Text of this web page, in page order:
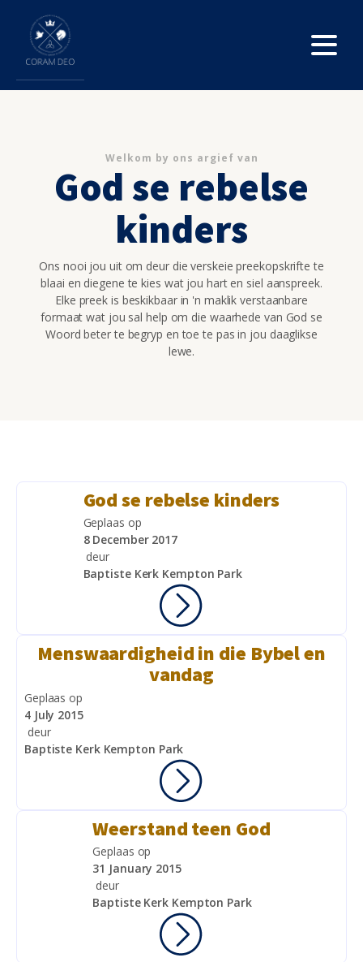
Welkom by ons argief van
God se rebelse
kinders
Ons nooi jou uit om deur die verskeie preekopskrifte te
blaai en diegene te kies wat jou hart en siel aanspreek.
Elke preek is beskikbaar in 'n maklik verstaanbare
formaat wat jou sal help om die waarhede van God se
Woord beter te begryp en toe te pas in jou daaglikse
lewe.
God se rebelse kinders
Geplaas op
8 December 2017
deur
Baptiste Kerk Kempton Park
Menswaardigheid in die Bybel en
vandag
Geplaas op
4 July 2015
deur
Baptiste Kerk Kempton Park
Weerstand teen God
Geplaas op
31 January 2015
deur
Baptiste Kerk Kempton Park